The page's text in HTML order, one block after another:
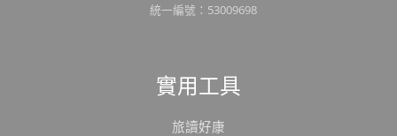
統一編號：53009698
實用工具
旅讀好康